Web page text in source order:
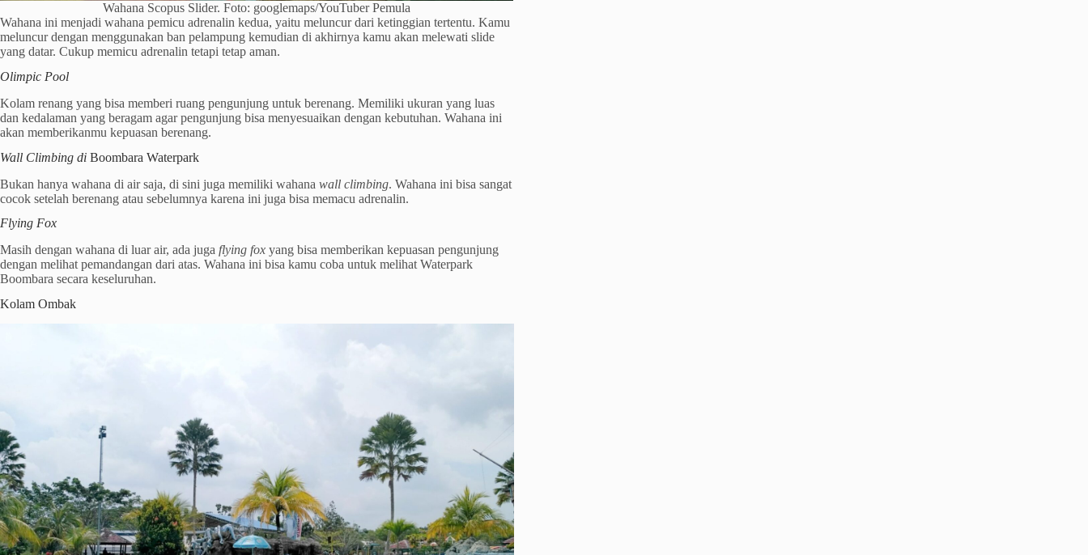
Wahana Scopus Slider. Foto: googlemaps/YouTuber Pemula
Wahana ini menjadi wahana pemicu adrenalin kedua, yaitu meluncur dari ketinggian tertentu. Kamu
meluncur dengan menggunakan ban pelampung kemudian di akhirnya kamu akan melewati slide
yang datar. Cukup memicu adrenalin tetapi tetap aman.
Olimpic Pool
Kolam renang yang bisa memberi ruang pengunjung untuk berenang. Memiliki ukuran yang luas
dan kedalaman yang beragam agar pengunjung bisa menyesuaikan dengan kebutuhan. Wahana ini
akan memberikanmu kepuasan berenang.
Wall Climbing di Boombara Waterpark
Bukan hanya wahana di air saja, di sini juga memiliki wahana wall climbing. Wahana ini bisa sangat
cocok setelah berenang atau sebelumnya karena ini juga bisa memacu adrenalin.
Flying Fox
Masih dengan wahana di luar air, ada juga flying fox yang bisa memberikan kepuasan pengunjung
dengan melihat pemandangan dari atas. Wahana ini bisa kamu coba untuk melihat Waterpark
Boombara secara keseluruhan.
Kolam Ombak